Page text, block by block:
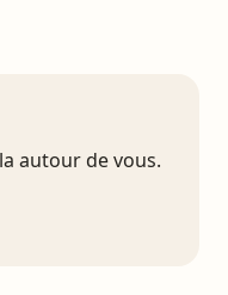
autour de vous.